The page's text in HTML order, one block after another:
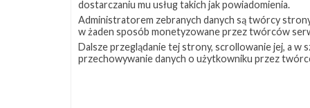
Najbliższe
plany
dostarczaniu mu usług takich jak powiadomienia.
Administratorem zebranych danych są twórcy
w żaden sposób monetyzowane przez twórców
Dalsze przeglądanie tej strony, scrollowanie jej, a w
przechowywanie danych o użytkowniku przez